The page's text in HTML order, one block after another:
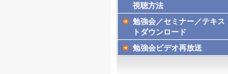
視聴方法
勉強会／セミナー／テキス
トダウンロード
勉強会ビデオ再放送